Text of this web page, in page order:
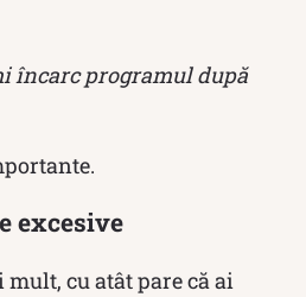
încarc programul după
excesive
cu atât pare că ai